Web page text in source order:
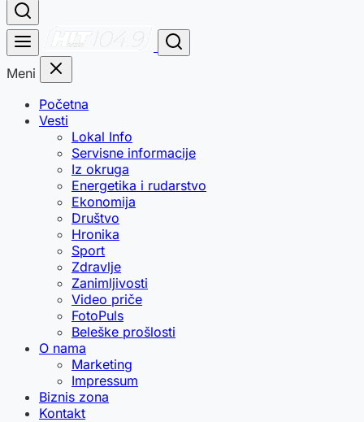
Meni
Početna
Vesti
Lokal Info
Servisne informacije
Iz okruga
Energetika i rudarstvo
Ekonomija
Društvo
Hronika
Sport
Zdravlje
Zanimljivosti
Video priče
FotoPuls
Beleške prošlosti
O nama
Marketing
Impressum
Biznis zona
Kontakt